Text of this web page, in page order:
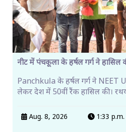
नीट में पंचकूला के हर्षल गर्ग ने हासिल
Panchkula के हर्षल गर्ग ने NEET
लेकर देश में 50वीं रैंक हासिल की।
Aug. 8, 2026 1:33 p.m.